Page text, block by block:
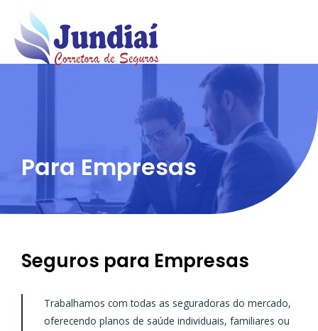
conteúdo
Para Empresas
Seguros para Empresas
Trabalhamos com todas as seguradoras do mercado,
oferecendo planos de saúde individuais, familiares ou